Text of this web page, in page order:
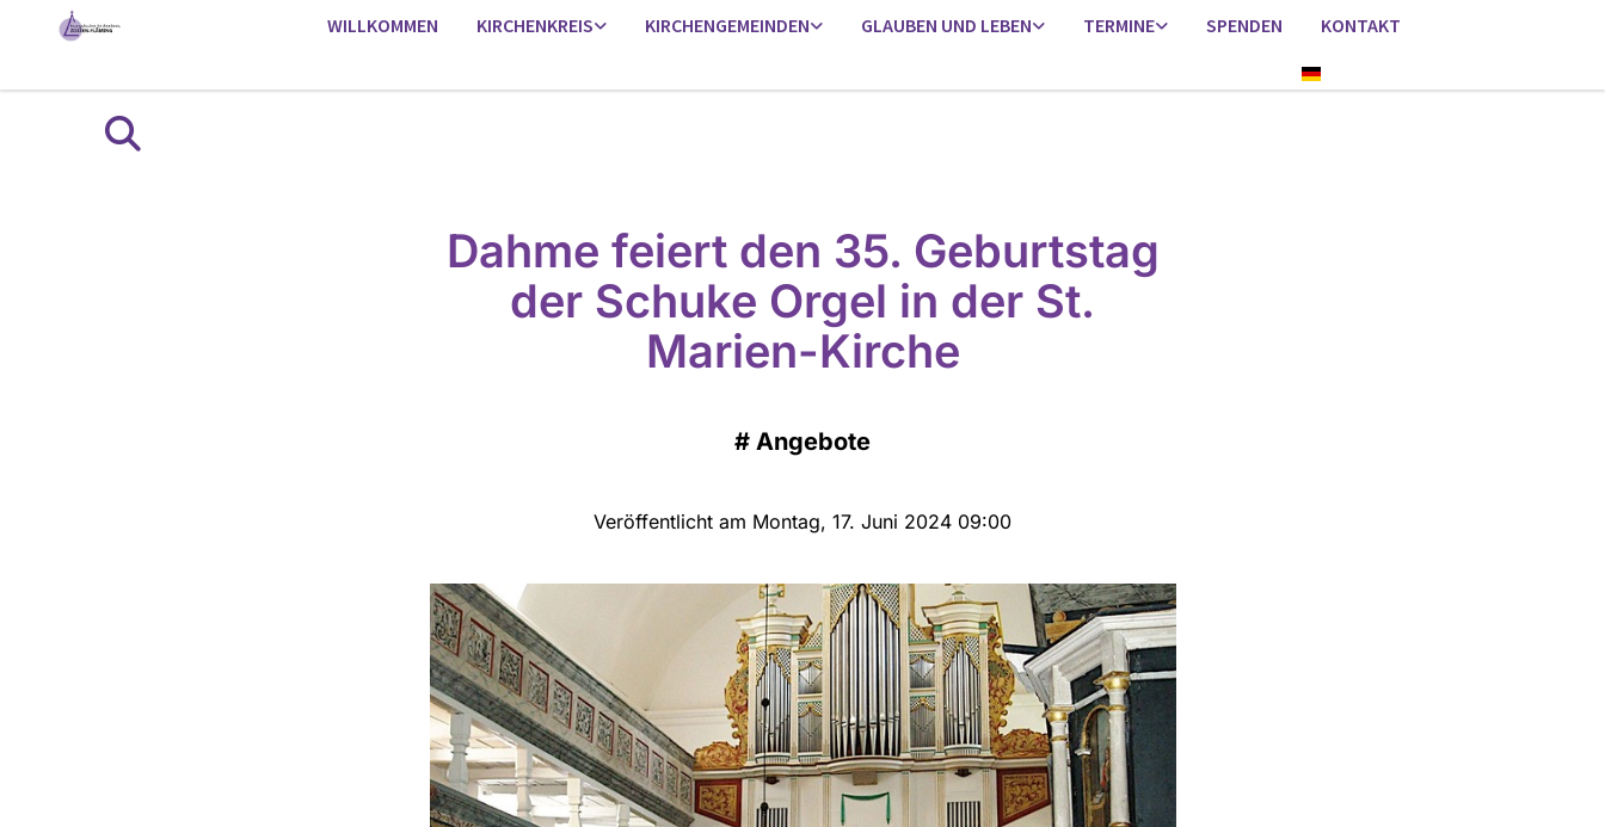
WILLKOMMEN KIRCHENKREIS KIRCHENGEMEINDEN GLAUBEN UND LEBEN TERMINE SPENDEN KONTAKT
Dahme feiert den 35. Geburtstag
der Schuke Orgel in der St.
Marien-Kirche
# Angebote
Veröffentlicht am Montag, 17. Juni 2024 09:00